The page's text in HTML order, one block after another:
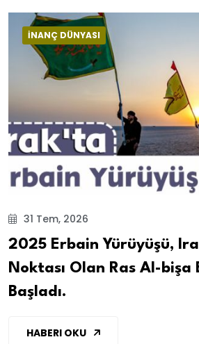
İNANÇ DÜNYASI
31 Tem, 2026
2025 Erbain Yürüyüşü,
Noktası Olan Ras Al-bişa
Başladı.
HABERI OKU